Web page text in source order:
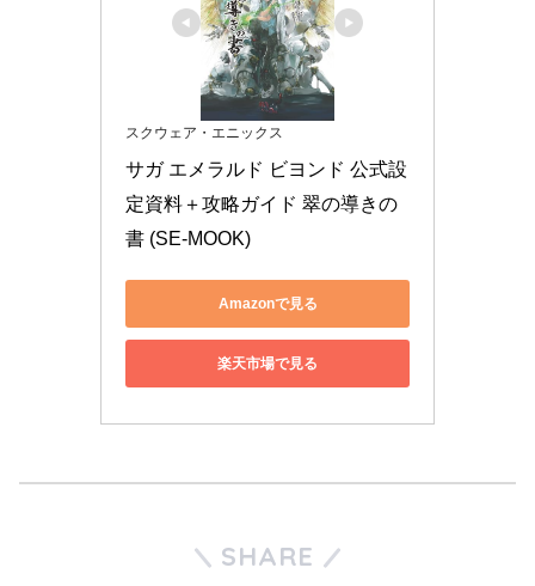
スクウェア・エニックス
サガ エメラルド ビヨンド 公式設
定資料＋攻略ガイド 翠の導きの
書 (SE-MOOK)
Amazonで見る
楽天市場で見る
SHARE